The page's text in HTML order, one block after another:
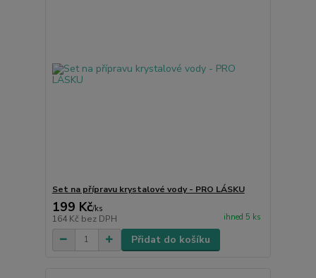
Set na přípravu krystalové vody - PRO LÁSKU
199 Kč/ks
164 Kč bez DPH ihned 5 ks
Přidat do košíku